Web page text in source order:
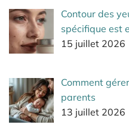
Contour des
spécifique est
15 juillet 2026
Comment
parents
13 juillet 2026